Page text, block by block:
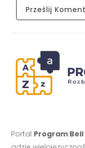
Portal Program Bell